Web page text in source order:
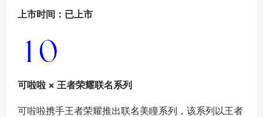
上市时间：已上市
可啦啦 × 王者荣耀联名系列
可啦啦携手王者荣耀推出联名美瞳系列，该系列以王者